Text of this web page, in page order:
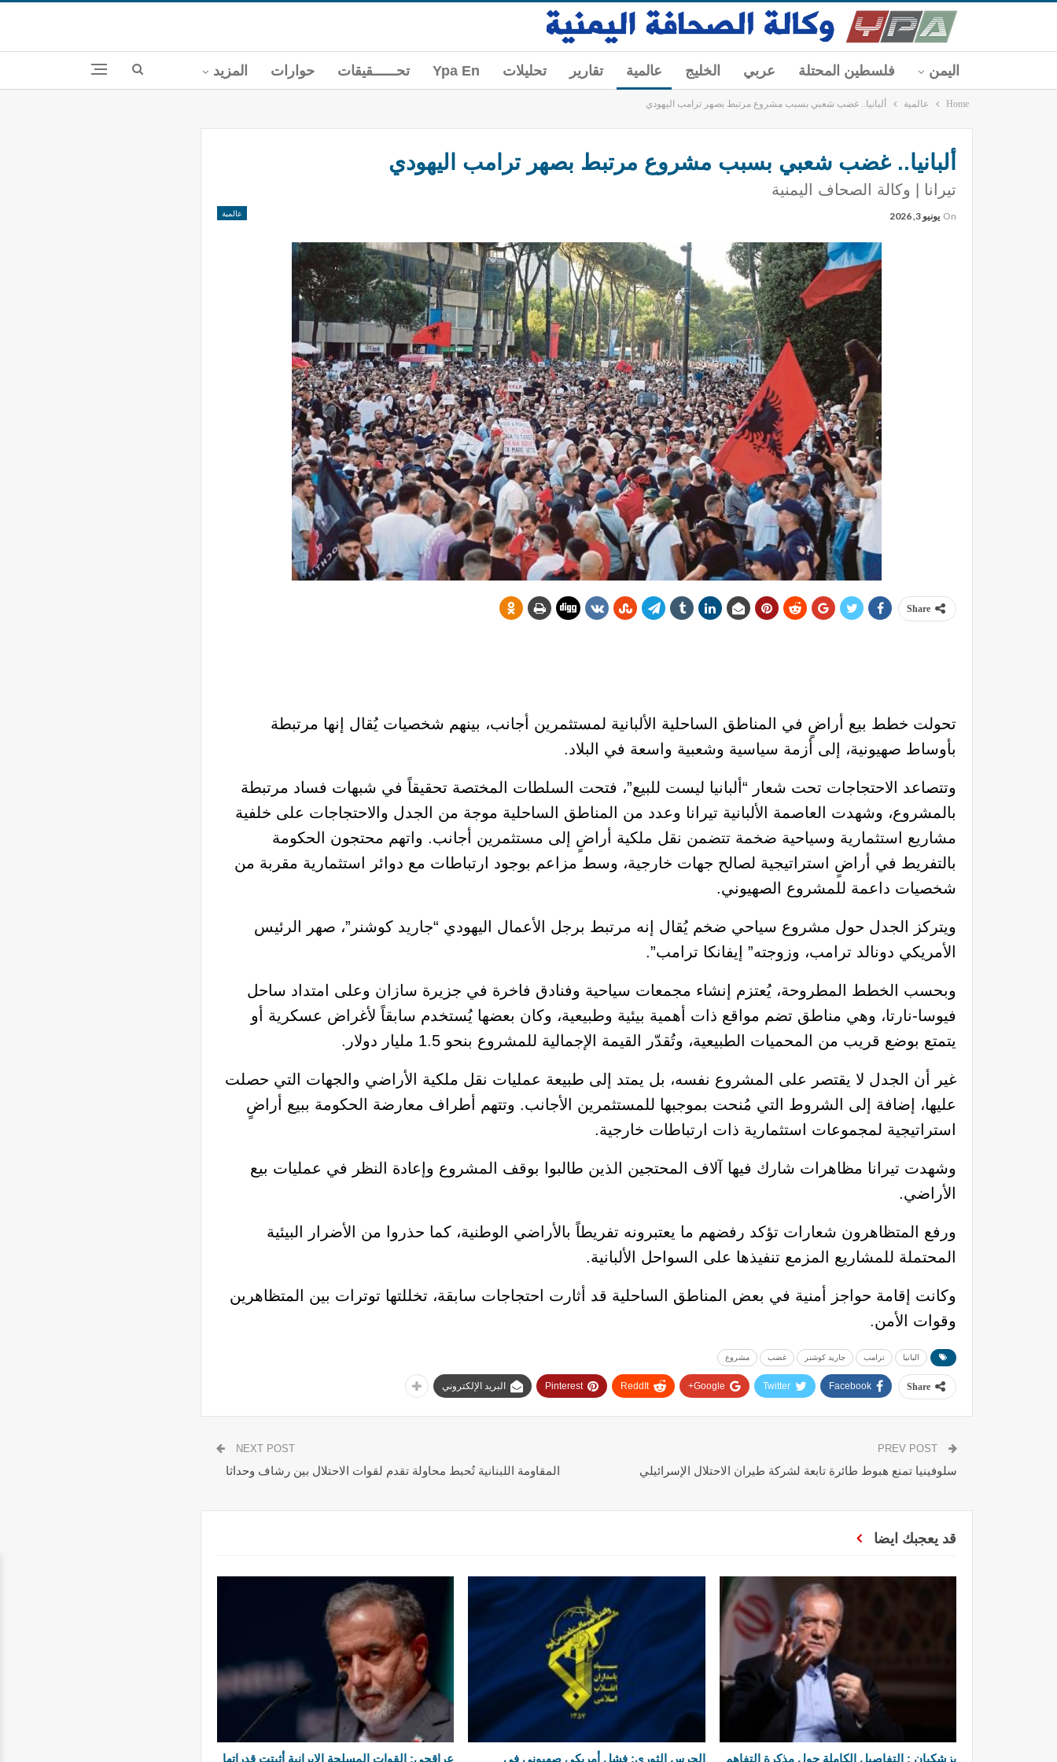
اليمن فلسطين المحتلة عربي الخليج عالمية تقارير تحليلات Ypa En تحــــــقيقات حوارات المزيد
Home عالمية ألبانيا.. غضب شعبي بسبب مشروع مرتبط بصهر ترامب اليهودي
ألبانيا.. غضب شعبي بسبب مشروع مرتبط بصهر ترامب اليهودي
تيرانا | وكالة الصحاف اليمنية
عالمية On يونيو 3, 2026
Share
تحولت خطط بيع أراضٍ في المناطق الساحلية الألبانية لمستثمرين أجانب، بينهم شخصيات يُقال إنها مرتبطة
بأوساط صهيونية، إلى أزمة سياسية وشعبية واسعة في البلاد.
وتتصاعد الاحتجاجات تحت شعار “ألبانيا ليست للبيع”، فتحت السلطات المختصة تحقيقاً في شبهات فساد مرتبطة
بالمشروع، وشهدت العاصمة الألبانية تيرانا وعدد من المناطق الساحلية موجة من الجدل والاحتجاجات على خلفية
مشاريع استثمارية وسياحية ضخمة تتضمن نقل ملكية أراضٍ إلى مستثمرين أجانب. واتهم محتجون الحكومة
بالتفريط في أراضٍ استراتيجية لصالح جهات خارجية، وسط مزاعم بوجود ارتباطات مع دوائر استثمارية مقربة من
شخصيات داعمة للمشروع الصهيوني.
ويتركز الجدل حول مشروع سياحي ضخم يُقال إنه مرتبط برجل الأعمال اليهودي “جاريد كوشنر”، صهر الرئيس
الأمريكي دونالد ترامب، وزوجته” إيفانكا ترامب”.
وبحسب الخطط المطروحة، يُعتزم إنشاء مجمعات سياحية وفنادق فاخرة في جزيرة سازان وعلى امتداد ساحل
فيوسا-نارتا، وهي مناطق تضم مواقع ذات أهمية بيئية وطبيعية، وكان بعضها يُستخدم سابقاً لأغراض عسكرية أو
يتمتع بوضع قريب من المحميات الطبيعية، وتُقدّر القيمة الإجمالية للمشروع بنحو 1.5 مليار دولار.
غير أن الجدل لا يقتصر على المشروع نفسه، بل يمتد إلى طبيعة عمليات نقل ملكية الأراضي والجهات التي حصلت
عليها، إضافة إلى الشروط التي مُنحت بموجبها للمستثمرين الأجانب. وتتهم أطراف معارضة الحكومة ببيع أراضٍ
استراتيجية لمجموعات استثمارية ذات ارتباطات خارجية.
وشهدت تيرانا مظاهرات شارك فيها آلاف المحتجين الذين طالبوا بوقف المشروع وإعادة النظر في عمليات بيع
الأراضي.
ورفع المتظاهرون شعارات تؤكد رفضهم ما يعتبرونه تفريطاً بالأراضي الوطنية، كما حذروا من الأضرار البيئية
المحتملة للمشاريع المزمع تنفيذها على السواحل الألبانية.
وكانت إقامة حواجز أمنية في بعض المناطق الساحلية قد أثارت احتجاجات سابقة، تخللتها توترات بين المتظاهرين
وقوات الأمن.
البانيا ترامب جاريد كوشنر غضب مشروع
Share
Facebook
Twitter
Google+
ReddIt
Pinterest البريد الإلكتروني
سلوفينيا تمنع هبوط طائرة تابعة لشركة طيران الاحتلال الإسرائيلي
NEXT POST
المقاومة اللبنانية تُحبط محاولة تقدم لقوات الاحتلال بين رشاف وحداثا
قد يعجبك ايضا
بزشكيان : التفاصيل الكاملة حول مذكرة التفاهم الحرس الثوري: فشل أمريكي صهيوني في عراقجي: القوات المسلحة الإيرانية أثبتت قدراتها